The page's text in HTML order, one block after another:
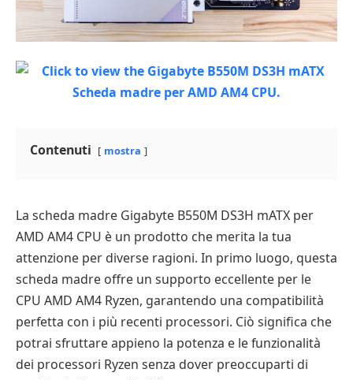
Contenuti mostra
La scheda madre Gigabyte B550M DS3H mATX per
AMD AM4 CPU è un prodotto che merita la tua
attenzione per diverse ragioni. In primo luogo, questa
scheda madre offre un supporto eccellente per le
CPU AMD AM4 Ryzen, garantendo una compatibilità
perfetta con i più recenti processori. Ciò significa che
potrai sfruttare appieno la potenza e le funzionalità
dei processori Ryzen senza dover preoccuparti di